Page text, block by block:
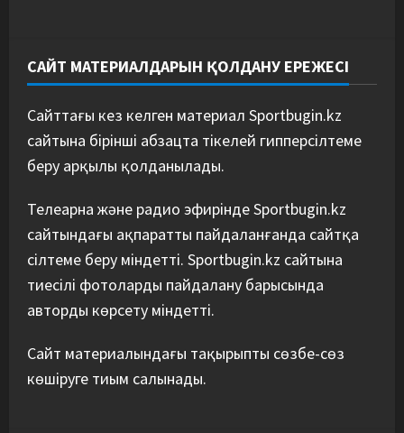
САЙТ МАТЕРИАЛДАРЫН ҚОЛДАНУ ЕРЕЖЕСІ
Сайттағы кез келген материал Sportbugin.kz
сайтына бірінші абзацта тікелей гипперсілтеме
беру арқылы қолданылады.
Телеарна және радио эфирінде Sportbugin.kz
сайтындағы ақпаратты пайдаланғанда сайтқа
сілтеме беру міндетті. Sportbugin.kz сайтына
тиесілі фотоларды пайдалану барысында
авторды көрсету міндетті.
Сайт материалындағы тақырыпты сөзбе-сөз
көшіруге тиым салынады.